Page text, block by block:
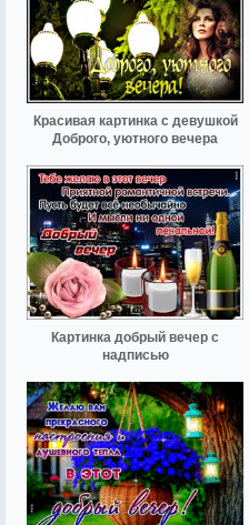
Красивая картинка с девушкой
Доброго, уютного вечера
Картинка добрый вечер с
надписью